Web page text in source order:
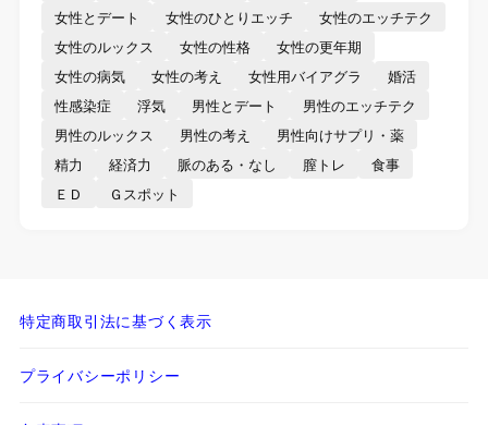
女性とデート
女性のひとりエッチ
女性のエッチテク
女性のルックス
女性の性格
女性の更年期
女性の病気
女性の考え 女性用バイアグラ
婚活
性感染症
浮気 男性とデート
男性のエッチテク
男性のルックス
男性の考え
男性向けサプリ・薬
精力
経済力 脈のある・なし 膣トレ
食事
ＥＤ
Ｇスポット
特定商取引法に基づく表示
プライバシーポリシー